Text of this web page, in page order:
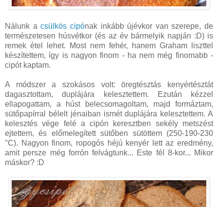
Nálunk acsülkös cipónak inkább újévkor van szerepe, de
természetesen húsvétkor (és az év bármelyik napján :D) is
remek étel lehet. Most nem fehér, hanem Graham liszttel
készítettem, így is nagyon finom - ha nem még finomabb -
cipót kaptam.
A módszer a szokásos volt: öregtésztás kenyértésztát
dagasztottam, duplájára kelesztettem. Ezután kézzel
ellapogattam, a húst belecsomagoltam, majd formáztam,
sütőpapírral bélelt jénaiban ismét duplájára kelesztettem. A
kelesztés vége felé a cipón keresztben sekély metszést
ejtettem, és előmelegített sütőben sütöttem (250-190-230
°C). Nagyon finom, ropogós héjú kenyér lett az eredmény,
amit persze még forrón felvágtunk... Este fél 8-kor... Mikor
máskor? :D